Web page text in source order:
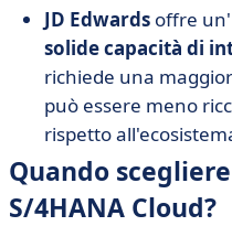
JD Edwards offre un'
solide capacità di
richiede una
può essere meno
rispetto
Quando scegliere
S/4HANA Cloud?